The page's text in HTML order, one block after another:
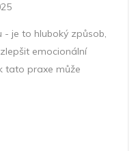
- je to hluboký způsob,
emocionální
tato praxe může